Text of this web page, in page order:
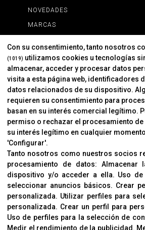
NOVEDADES
MARCAS
INFORMACIÓN
Contacto
Cambios Y Devoluciones
CORVER
Aviso Legal
Sobre Nosotros
Cookies
Política De Privacidad
Con su consentimiento, tanto nosotros
(1019) utilizamos cookies u tecnologías
almacenar, acceder y procesar datos
visita a esta página web, identificadores
datos relacionados de su dispositivo.
requieren su consentimiento para
basan en su interés comercial legítimo.
permiso o rechazar el procesamiento
su interés legítimo en cualquier
'Configurar'.
Tanto nosotros como nuestros socios
procesamiento de datos: Almacenar
dispositivo y/o acceder a ella. Uso
seleccionar anuncios básicos. Crear
personalizada. Utilizar perfiles para
personalizada. Crear un perfil para
Uso de perfiles para la selección de
Medir el rendimiento de la publicidad .